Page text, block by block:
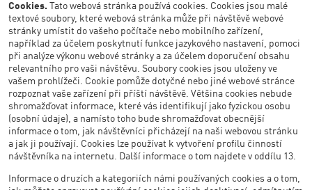
Cookies. Tato webová stránka používá cookies. Cookies jsou malé
textové soubory, které webová stránka může při návštěvě webové
stránky umístit do vašeho počítače nebo mobilního zařízení,
například za účelem poskytnutí funkce jazykového nastavení, pomoci
při analýze výkonu webové stránky a za účelem doporučení obsahu
relevantního pro vaši návštěvu. Soubory cookies jsou uloženy ve
vašem prohlížeči. Cookie pomůže dotyčné nebo jiné webové stránce
rozpoznat vaše zařízení při příští návštěvě. Většina cookies nebude
shromažďovat informace, které vás identifikují jako fyzickou osobu
(osobní údaje), a namísto toho bude shromažďovat obecnější
informace o tom, jak návštěvníci přicházejí na naši webovou stránku
a jak ji používají. Cookies lze používat k vytvoření profilu činností
návštěvníka na internetu. Další informace o tom najdete v oddílu 13.
Informace o druzích a kategoriích námi používaných cookies a o tom,